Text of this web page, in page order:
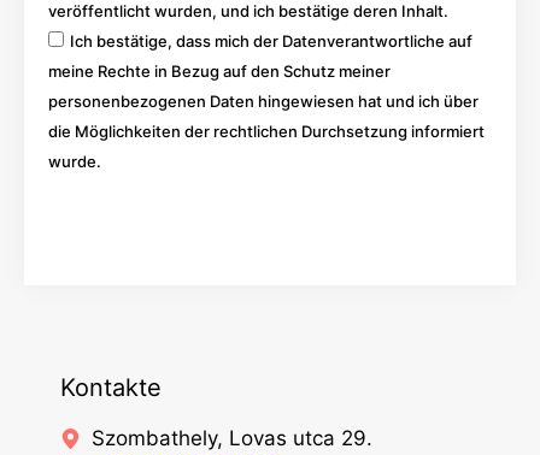
veröffentlicht wurden, und ich bestätige deren Inhalt.
Ich bestätige, dass mich der Datenverantwortliche auf
meine Rechte in Bezug auf den Schutz meiner
personenbezogenen Daten hingewiesen hat und ich über
die Möglichkeiten der rechtlichen Durchsetzung informiert
wurde.
Kontakte
Szombathely, Lovas utca 29.